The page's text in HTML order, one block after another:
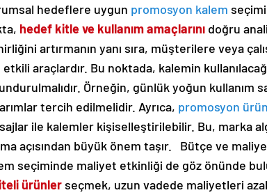
hedeflere uygun promosyon kalem
hedef kitle ve kullanım amaçlarını doğru
artırmanın yanı sıra, müşterilere veya
etkili araçlardır. Bu noktada, kalemin
Örneğin, günlük yoğun kullanım
tercih edilmelidir. Ayrıca, promosyon
ile kalemler kişiselleştirilebilir. Bu, marka
açısından büyük önem taşır. Bütçe ve
seçiminde maliyet etkinliği de göz önünde
ürünler seçmek, uzun vadede maliyetleri